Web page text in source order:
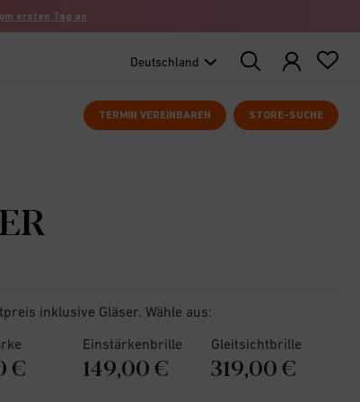
ersten Tag an
Search
Products
TERMIN VEREINBAREN STORE-SUCHE
inklusive Gläser. Wähle aus:
€
Einstärkenbrille
149,00 €
Gleitsichtbrille
319,00 €